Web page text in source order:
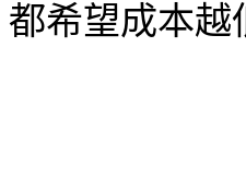
都希望成本越